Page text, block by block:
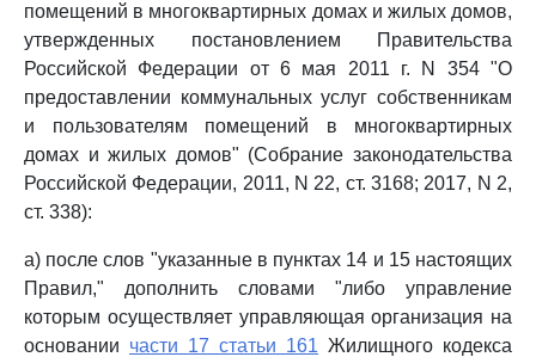
помещений в многоквартирных домах и жилых домов,
утвержденных постановлением Правительства
Российской Федерации от 6 мая 2011 г. N 354 "О
предоставлении коммунальных услуг собственникам
и пользователям помещений в многоквартирных
домах и жилых домов" (Собрание законодательства
Российской Федерации, 2011, N 22, ст. 3168; 2017, N 2,
ст. 338):
а) после слов "указанные в пунктах 14 и 15 настоящих
Правил," дополнить словами "либо управление
которым осуществляет управляющая организация на
основании части 17 статьи 161 Жилищного кодекса